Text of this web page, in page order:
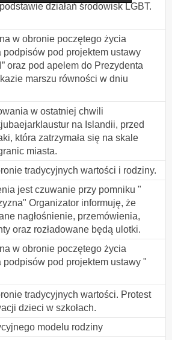
działań środowisk LGBT.
w obronie poczętego życia
podpisów pod projektem ustawy
oraz pod apelem do Prezydenta
marszu równości w dniu
w ostatniej chwili
na Islandii, przed
która zatrzymała się na skale
miasta.
tradycyjnych wartości i rodziny.
jest czuwanie przy pomniku "
Organizator informuję, że
nagłośnienie, przemówienia,
oraz rozładowane będą ulotki.
w obronie poczętego życia
podpisów pod projektem ustawy "
tradycyjnych wartości. Protest
dzieci w szkołach.
modelu rodziny